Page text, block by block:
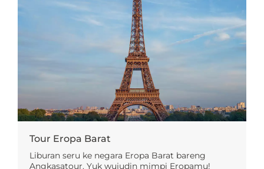
Tour Eropa Barat
Liburan seru ke negara Eropa Barat bareng
Angkasatour. Yuk wujudin mimpi Eropamu!